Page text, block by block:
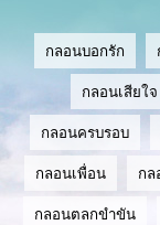
กลอนบอกรัก
กลอนเสียใจ
กลอนครบรอบ
กลอนเพื่อน ก
กลอนตลกขำขัน